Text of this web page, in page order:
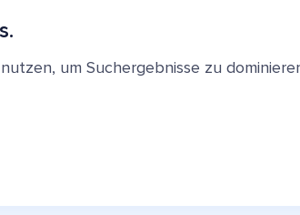
um Suchergebnisse zu